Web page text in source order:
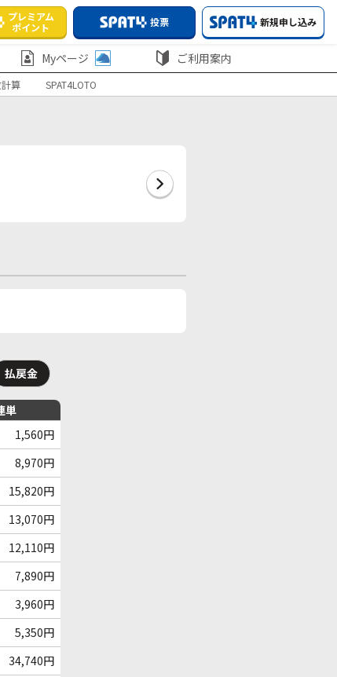
プレミアム
ポイント
投票 新規申し込み
Myページ ご利用案内
算 SPAT4LOTO
払戻金
単
1,560円
8,970円
15,820円
13,070円
12,110円
7,890円
3,960円
5,350円
34,740円